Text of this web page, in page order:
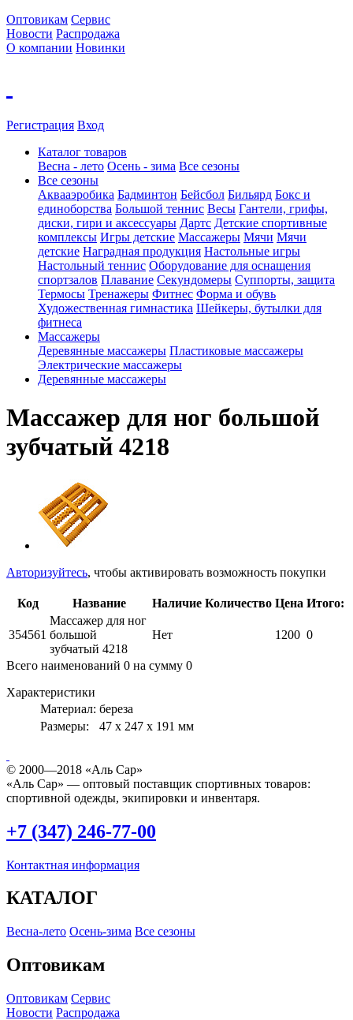
Оптовикам Сервис
Новости Распродажа
О компании Новинки
Регистрация Вход
Каталог товаров
Весна - лето Осень - зима Все сезоны
Все сезоны
Аквааэробика Бадминтон Бейсбол Бильярд Бокс и
единоборства Большой теннис Весы Гантели, грифы,
диски, гири и аксессуары Дартс Детские спортивные
комплексы Игры детские Массажеры Мячи Мячи
детские Наградная продукция Настольные игры
Настольный теннис Оборудование для оснащения
спортзалов Плавание Секундомеры Суппорты, защита
Термосы Тренажеры Фитнес Форма и обувь
Художественная гимнастика Шейкеры, бутылки для
фитнеса
Массажеры
Деревянные массажеры Пластиковые массажеры
Электрические массажеры
Деревянные массажеры
Массажер для ног большой
зубчатый 4218
Авторизуйтесь, чтобы активировать возможность покупки
Код Название Наличие Количество Цена Итого:
354561
Массажер для ног
большой
зубчатый 4218
Нет 1200 0
Всего наименований 0 на сумму 0
Характеристики
Материал: береза
Размеры:
47 х 247 х 191 мм
© 2000—2018 «Аль Сар»
«Аль Сар» — оптовый поставщик спортивных товаров:
спортивной одежды, экипировки и инвентаря.
+7 (347) 246-77-00
Контактная информация
КАТАЛОГ
Весна-лето Осень-зима Все сезоны
Оптовикам
Оптовикам Сервис
Новости Распродажа